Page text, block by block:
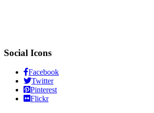
Social Icons
Facebook
Twitter
Pinterest
Flickr